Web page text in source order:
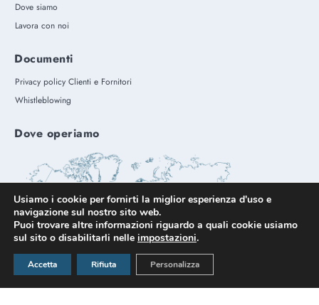
Dove siamo
Lavora con noi
Documenti
Privacy policy Clienti e Fornitori
Whistleblowing
Dove operiamo
Usiamo i cookie per fornirti la miglior esperienza d'uso e
navigazione sul nostro sito web.
Puoi trovare altre informazioni riguardo a quali cookie usiamo
sul sito o disabilitarli nelle impostazioni.
Accetta Rifiuta Personalizza